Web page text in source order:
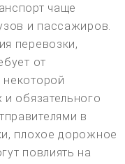
чаще
и пассажиров.
перевозки,
от
некоторой
обязательного
в
плохое дорожное
повлиять на